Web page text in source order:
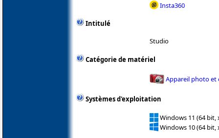
Insta360
Intitulé
Studio
Catégorie de matériel
Appareil photo et
Systèmes d'exploitation
Windows 11 (64 bit,
Windows 10 (64 bit,